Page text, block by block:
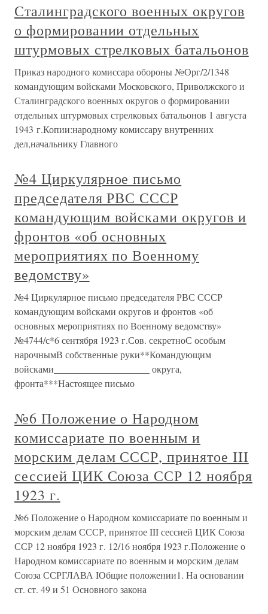
Сталинградского военных округов
о формировании отдельных
штурмовых стрелковых батальонов
Приказ народного комиссара обороны №Орг/2/1348
командующим войсками Московского, Приволжского и
Сталинградского военных округов о формировании
отдельных штурмовых стрелковых батальонов 1 августа
1943 г.Копии:народному комиссару внутренних
дел,начальнику Главного
№4 Циркулярное письмо
председателя РВС СССР
командующим войсками округов и
фронтов «об основных
мероприятиях по Военному
ведомству»
№4 Циркулярное письмо председателя РВС СССР
командующим войсками округов и фронтов «об
основных мероприятиях по Военному ведомству»
№4744/с*6 сентября 1923 г.Сов. секретноС особым
нарочнымВ собственные руки**Командующим
войсками____________________ округа,
фронта***Настоящее письмо
№6 Положение о Народном
комиссариате по военным и
морским делам СССР, принятое III
сессией ЦИК Союза ССР 12 ноября
1923 г.
№6 Положение о Народном комиссариате по военным и
морским делам СССР, принятое III сессией ЦИК Союза
ССР 12 ноября 1923 г. 12/16 ноября 1923 г.Положение о
Народном комиссариате по военным и морским делам
Союза ССРГЛАВА IОбщие положении1. На основании
ст. ст. 49 и 51 Основного закона